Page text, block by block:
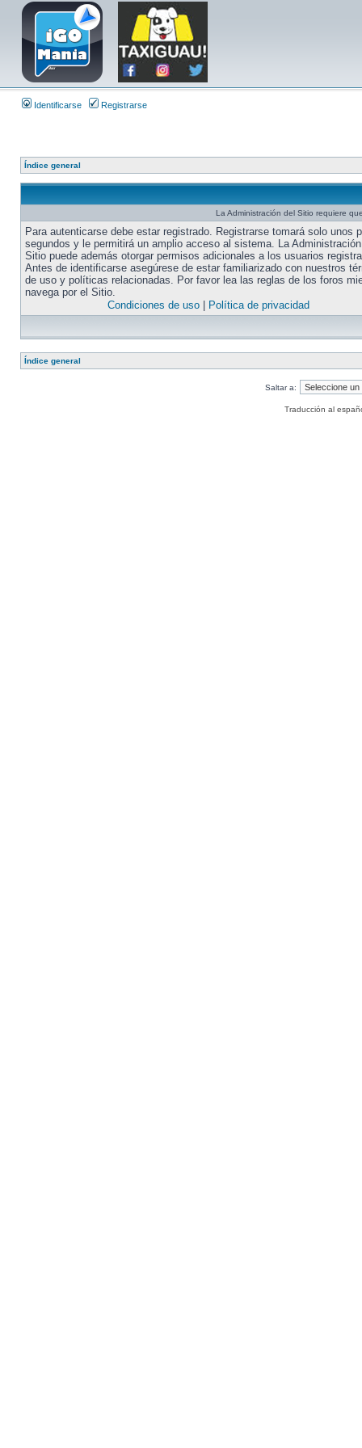
Identificarse Registrarse
Índice general
La Administración del Sitio requiere
Para autenticarse debe estar registrado. Registrarse tomará solo unos
segundos y le permitirá un amplio acceso al sistema. La
Sitio puede además otorgar permisos adicionales a los usuarios
Antes de identificarse asegúrese de estar familiarizado con nuestros
de uso y políticas relacionadas. Por favor lea las reglas de los foros
navega por el Sitio.
Condiciones de uso| Política de privacidad
Índice general
Saltar a:
Traducción al